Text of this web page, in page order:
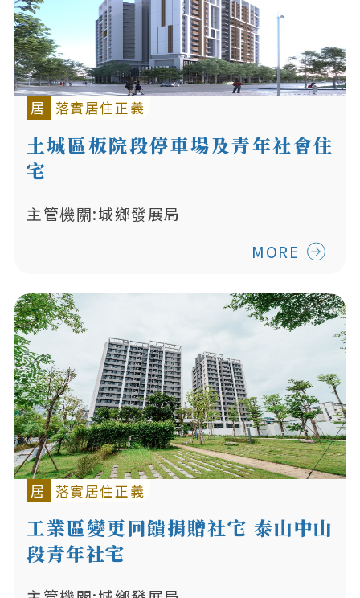
居 落實居住正義
土城區板院段停車場及青年社會住
宅
主管機關:城鄉發展局
MORE
居 落實居住正義
工業區變更回饋捐贈社宅 泰山中山
段青年社宅